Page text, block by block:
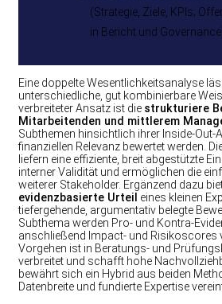
(Strategie, Ziele, KPIs;
in Bericht und
Eine doppelte Wesentlichkeitsanalyse
unterschiedliche, gut kombinierbare
verbreiteter Ansatz ist die strukturiere
Mitarbeitenden und mittlerem
Subthemen hinsichtlich ihrer Inside-Out-
finanziellen Relevanz bewertet werden.
liefern eine effiziente, breit abgestützte
interner Validität und ermöglichen die
weiterer Stakeholder. Ergänzend dazu
evidenzbasierte Urteil eines kleinen
tiefergehende, argumentativ belegte
Subthema werden Pro- und Kontra-
anschließend Impact- und Risikoscores
Vorgehen ist in Beratungs- und
verbreitet und schafft hohe
bewährt sich ein Hybrid aus beiden
Datenbreite und fundierte Expertise